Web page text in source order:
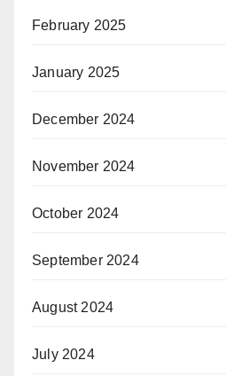
February 2025
January 2025
December 2024
November 2024
October 2024
September 2024
August 2024
July 2024